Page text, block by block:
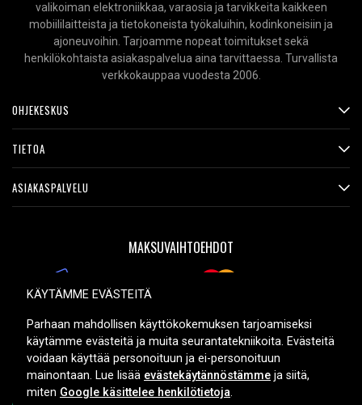
valikoiman elektroniikkaa, varaosia ja tarvikkeita kaikkeen
mobiililaitteista ja tietokoneista työkaluihin, kodinkoneisiin ja
ajoneuvoihin. Tarjoamme nopeat toimitukset sekä
henkilökohtaista asiakaspalvelua aina tarvittaessa. Turvallista
verkkokauppaa vuodesta 2006.
OHJEKESKUS
TIETOA
ASIAKASPALVELU
MAKSUVAIHTOEHDOT
TOIMITUSVAIHTOEHDOT
KÄYTÄMME EVÄSTEITÄ
Parhaan mahdollisen käyttökokemuksen tarjoamiseksi
käytämme evästeitä ja muita seurantatekniikoita. Evästeitä
voidaan käyttää personoituun ja ei-personoituun
mainontaan. Lue lisää evästekäytännöstämme ja siitä,
miten Google käsittelee henkilötietoja.